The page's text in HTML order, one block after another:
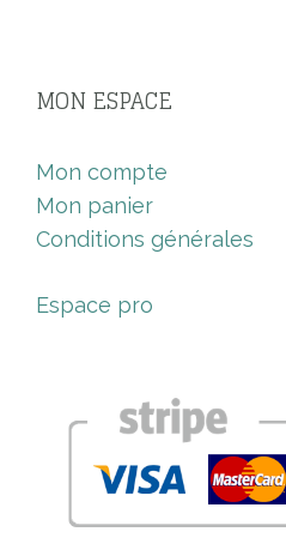
MON ESPACE
Mon compte
Mon panier
Conditions générales
Espace pro